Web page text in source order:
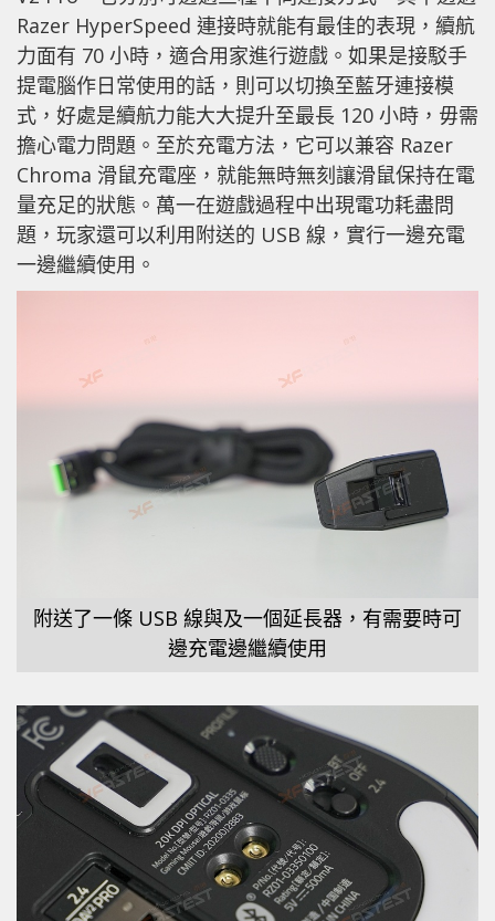
Razer HyperSpeed 連接時就能有最佳的表現，續航
力面有 70 小時，適合用家進行遊戲。如果是接駁手
提電腦作日常使用的話，則可以切換至藍牙連接模
式，好處是續航力能大大提升至最長 120 小時，毋需
擔心電力問題。至於充電方法，它可以兼容 Razer
Chroma 滑鼠充電座，就能無時無刻讓滑鼠保持在電
量充足的狀態。萬一在遊戲過程中出現電功耗盡問
題，玩家還可以利用附送的 USB 線，實行一邊充電
一邊繼續使用。
附送了一條 USB 線與及一個延長器，有需要時可
邊充電邊繼續使用